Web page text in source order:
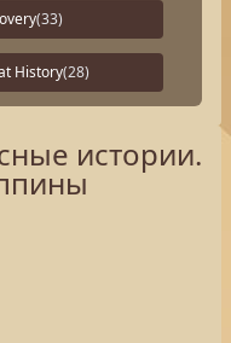
(33)
History(28)
истории.